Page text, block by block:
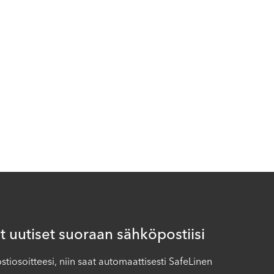
uutiset suoraan sähköpostiisi
niin saat automaattisesti SafeLinen